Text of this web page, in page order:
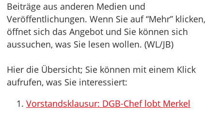
Beiträge aus anderen Medien und
Veröffentlichungen. Wenn Sie auf “Mehr” klicken,
öffnet sich das Angebot und Sie können sich
aussuchen, was Sie lesen wollen. (WL/JB)
Hier die Übersicht; Sie können mit einem Klick
aufrufen, was Sie interessiert:
Vorstandsklausur: DGB-Chef lobt Merkel